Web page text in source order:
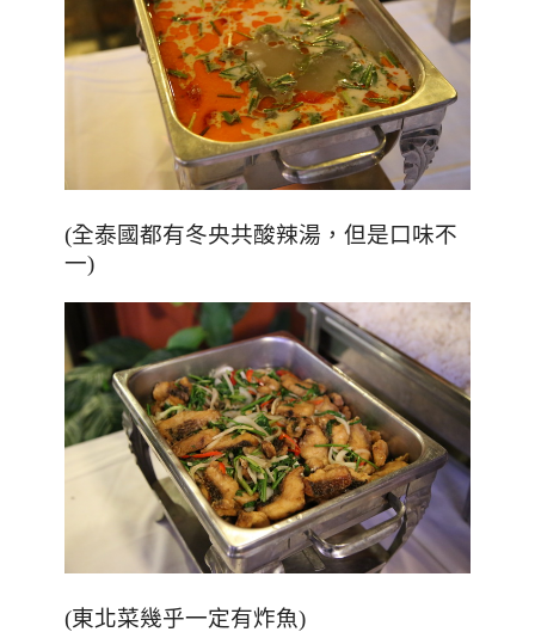
(全泰國都有冬央共酸辣湯，但是口味不
一)
(東北菜幾乎一定有炸魚)